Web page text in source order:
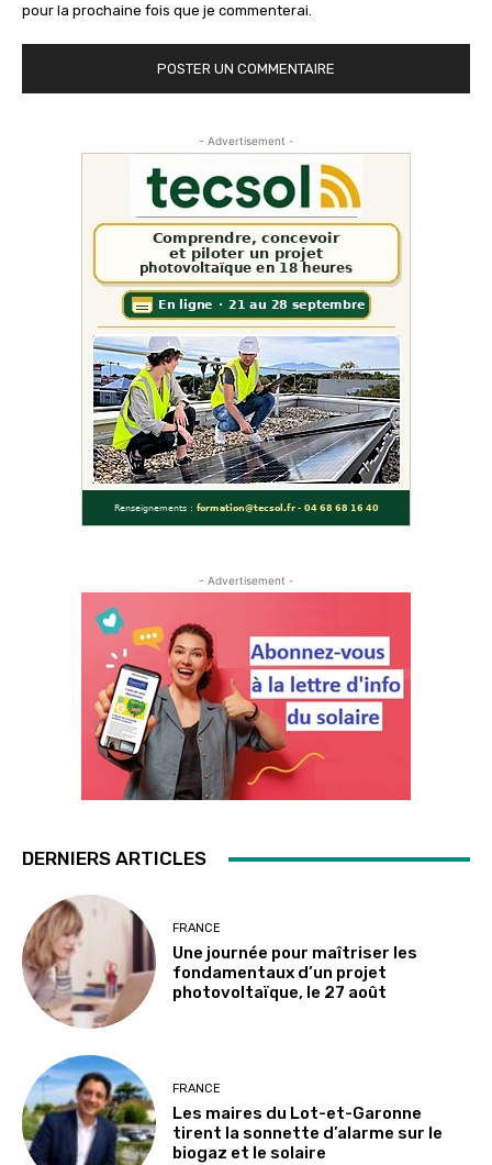
pour la prochaine fois que je commenterai.
- Advertisement -
- Advertisement -
DERNIERS ARTICLES
FRANCE
Une journée pour maîtriser les
fondamentaux d’un projet
photovoltaïque, le 27 août
FRANCE
Les maires du Lot-et-Garonne
tirent la sonnette d’alarme sur le
biogaz et le solaire